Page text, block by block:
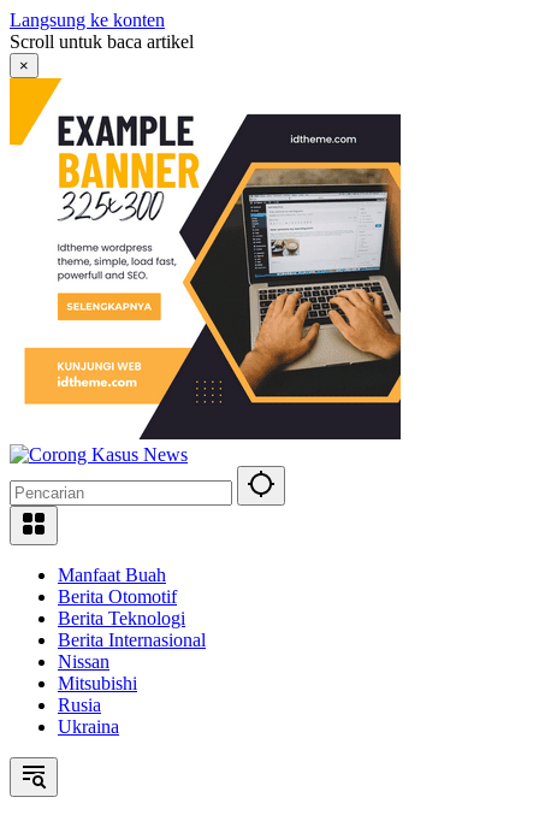
Langsung ke konten
Scroll untuk baca artikel
×
Manfaat Buah
Berita Otomotif
Berita Teknologi
Berita Internasional
Nissan
Mitsubishi
Rusia
Ukraina